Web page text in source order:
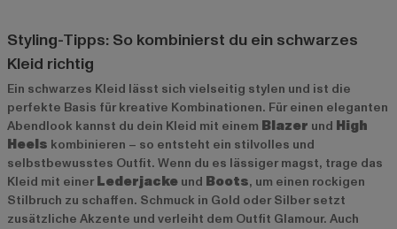
Styling-Tipps: So kombinierst du ein schwarzes
Kleid richtig
Ein schwarzes Kleid lässt sich vielseitig stylen und ist die
perfekte Basis für kreative Kombinationen. Für einen eleganten
Abendlook kannst du dein Kleid mit einem Blazer und High
Heels kombinieren – so entsteht ein stilvolles und
selbstbewusstes Outfit. Wenn du es lässiger magst, trage das
Kleid mit einer Lederjacke und Boots, um einen rockigen
Stilbruch zu schaffen. Schmuck in Gold oder Silber setzt
zusätzliche Akzente und verleiht dem Outfit Glamour. Auch